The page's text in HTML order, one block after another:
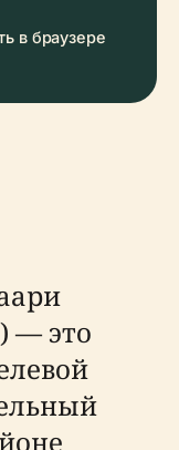
в браузере
— это